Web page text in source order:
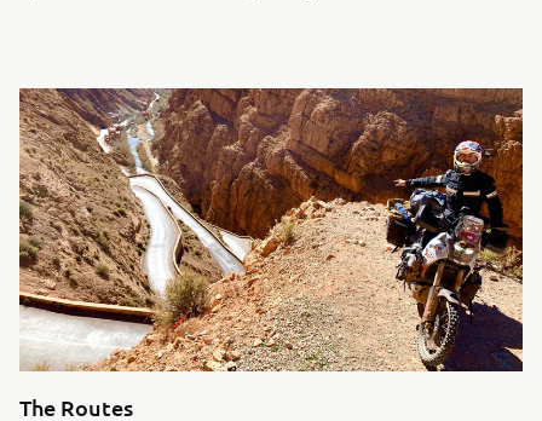
The Routes